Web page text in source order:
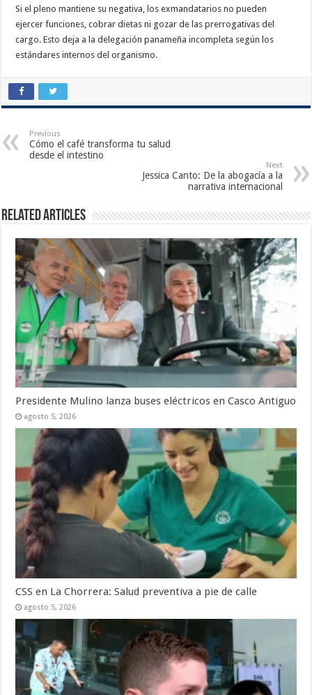
Si el pleno mantiene su negativa, los exmandatarios no pueden
ejercer funciones, cobrar dietas ni gozar de las prerrogativas del
cargo. Esto deja a la delegación panameña incompleta según los
estándares internos del organismo.
Previous
Cómo el café transforma tu salud
desde el intestino
Next
Jessica Canto: De la abogacía a la
narrativa internacional
Related Articles
Presidente Mulino lanza buses eléctricos en Casco Antiguo
agosto 5, 2026
CSS en La Chorrera: Salud preventiva a pie de calle
agosto 5, 2026